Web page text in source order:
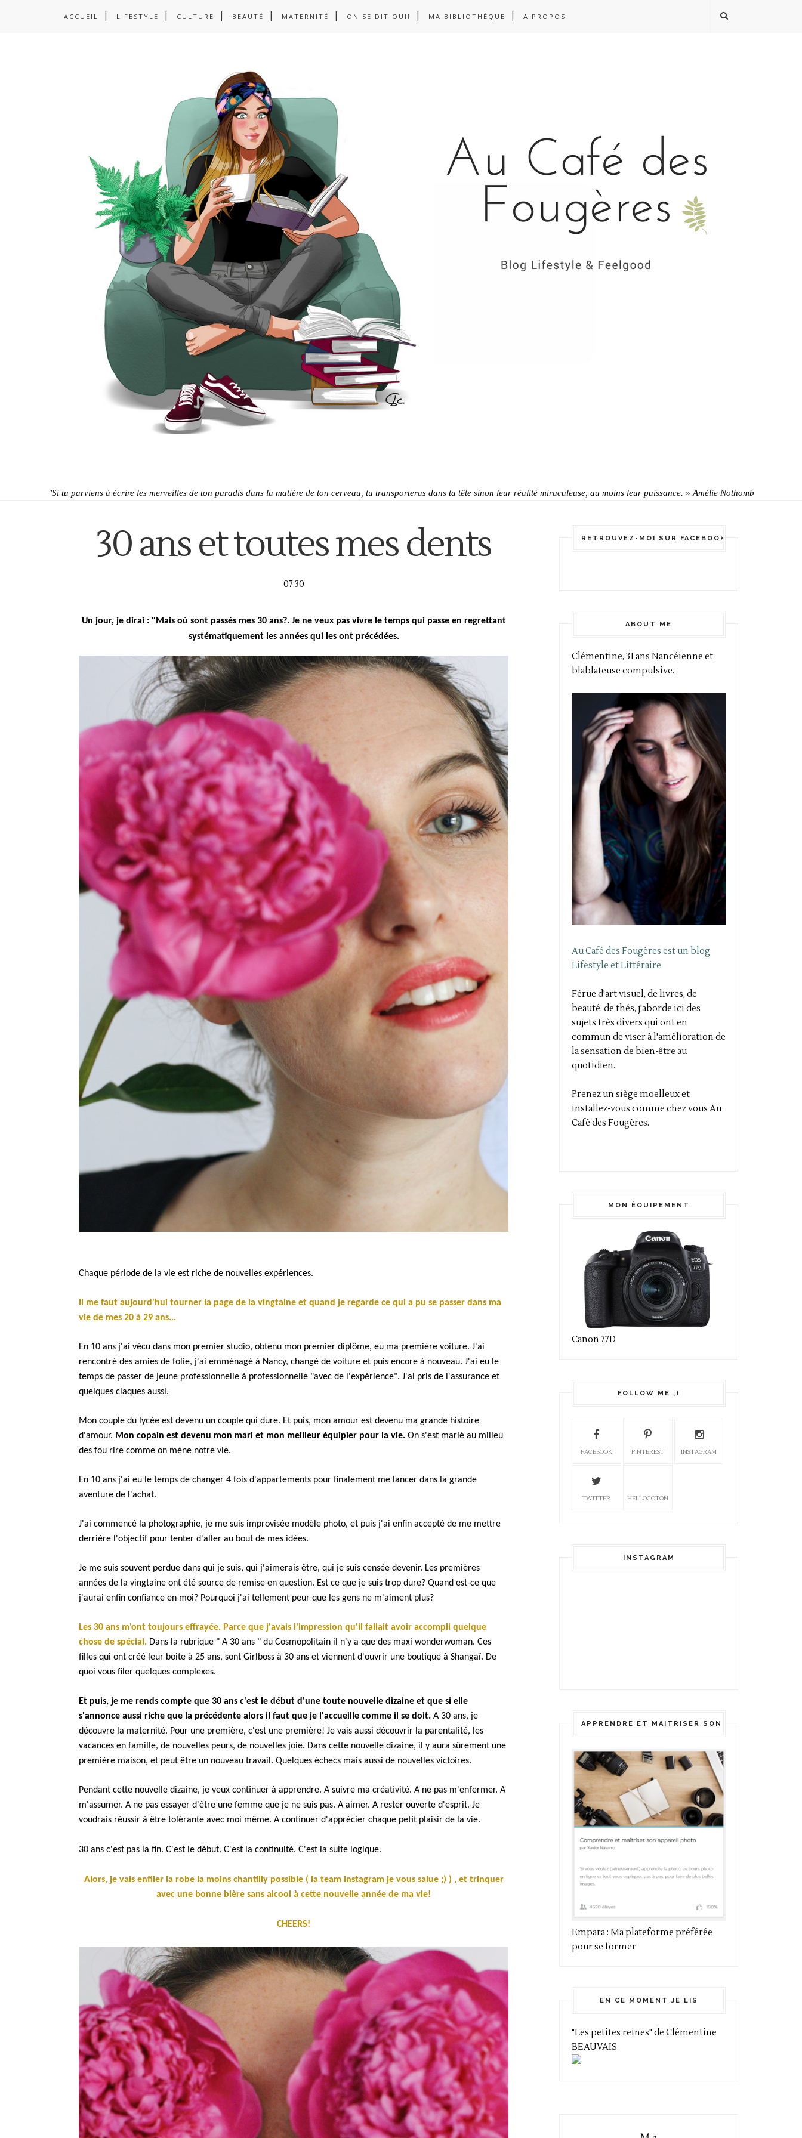
ACCUEIL LIFESTYLE CULTURE BEAUTÉ MATERNITÉ ON SE DIT OUI! MA BIBLIOTHÈQUE A PROPOS
"Si tu parviens à écrire les merveilles de ton paradis dans la matière de ton cerveau, tu transporteras dans ta tête sinon leur réalité miraculeuse, au moins leur puissance. » Amélie Nothomb
30 ans et toutes mes dents
07:30
Un jour, je dirai : "Mais où sont passés mes 30 ans?. Je ne veux pas vivre le temps qui passe en regrettant
systématiquement les années qui les ont précédées.
Chaque période de la vie est riche de nouvelles expériences.
Il me faut aujourd'hui tourner la page de la vingtaine et quand je regarde ce qui a pu se passer dans ma
vie de mes 20 à 29 ans...
En 10 ans j'ai vécu dans mon premier studio, obtenu mon premier diplôme, eu ma première voiture. J'ai
rencontré des amies de folie, j'ai emménagé à Nancy, changé de voiture et puis encore à nouveau. J'ai eu le
temps de passer de jeune professionnelle à professionnelle "avec de l'expérience". J'ai pris de l'assurance et
quelques claques aussi.
Mon couple du lycée est devenu un couple qui dure. Et puis, mon amour est devenu ma grande histoire
d'amour. Mon copain est devenu mon mari et mon meilleur équipier pour la vie. On s'est marié au milieu
des fou rire comme on mène notre vie.
En 10 ans j'ai eu le temps de changer 4 fois d'appartements pour finalement me lancer dans la grande
aventure de l'achat.
J'ai commencé la photographie, je me suis improvisée modèle photo, et puis j'ai enfin accepté de me mettre
derrière l'objectif pour tenter d'aller au bout de mes idées.
Je me suis souvent perdue dans qui je suis, qui j'aimerais être, qui je suis censée devenir. Les premières
années de la vingtaine ont été source de remise en question. Est ce que je suis trop dure? Quand est-ce que
j'aurai enfin confiance en moi? Pourquoi j'ai tellement peur que les gens ne m'aiment plus?
Les 30 ans m'ont toujours effrayée. Parce que j'avais l'impression qu'il fallait avoir accompli quelque
chose de spécial. Dans la rubrique " A 30 ans " du Cosmopolitain il n'y a que des maxi wonderwoman. Ces
filles qui ont créé leur boite à 25 ans, sont Girlboss à 30 ans et viennent d'ouvrir une boutique à Shangaï. De
quoi vous filer quelques complexes.
Et puis, je me rends compte que 30 ans c'est le début d'une toute nouvelle dizaine et que si elle
s'annonce aussi riche que la précédente alors il faut que je l'accueille comme il se doit. A 30 ans, je
découvre la maternité. Pour une première, c'est une première! Je vais aussi découvrir la parentalité, les
vacances en famille, de nouvelles peurs, de nouvelles joie. Dans cette nouvelle dizaine, il y aura sûrement une
première maison, et peut être un nouveau travail. Quelques échecs mais aussi de nouvelles victoires.
Pendant cette nouvelle dizaine, je veux continuer à apprendre. A suivre ma créativité. A ne pas m'enfermer. A
m'assumer. A ne pas essayer d'être une femme que je ne suis pas. A aimer. A rester ouverte d'esprit. Je
voudrais réussir à être tolérante avec moi même. A continuer d'apprécier chaque petit plaisir de la vie.
30 ans c'est pas la fin. C'est le début. C'est la continuité. C'est la suite logique.
Alors, je vais enfiler la robe la moins chantilly possible ( la team instagram je vous salue ;) ) , et trinquer
avec une bonne bière sans alcool à cette nouvelle année de ma vie!
CHEERS!
RETROUVEZ-MOI SUR FACEBOOK!
ABOUT ME
Clémentine, 31 ans Nancéienne et
blablateuse compulsive.
Au Café des Fougères est un blog
Lifestyle et Littéraire.
Férue d'art visuel, de livres, de
beauté, de thés, j'aborde ici des
sujets très divers qui ont en
commun de viser à l'amélioration de
la sensation de bien-être au
quotidien.
Prenez un siège moelleux et
installez-vous comme chez vous Au
Café des Fougères.
MON ÉQUIPEMENT
Canon 77D
FOLLOW ME ;)
FACEBOOK PINTEREST INSTAGRAM
TWITTER HELLOCOTON
INSTAGRAM
APPRENDRE ET MAITRISER SON APPAREIL PHOTO
Empara : Ma plateforme préférée
pour se former
EN CE MOMENT JE LIS
"Les petites reines" de Clémentine
BEAUVAIS